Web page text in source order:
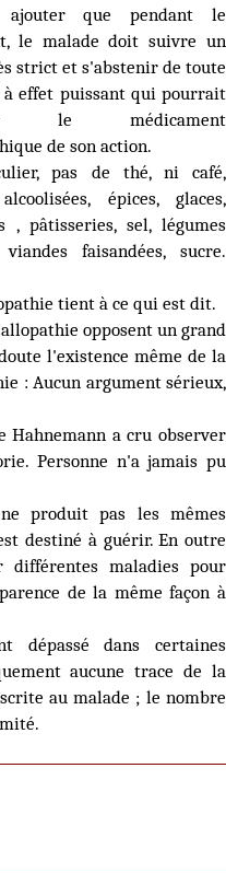
que pendant le
le malade doit suivre un
strict et s'abstenir de toute
à effet puissant qui pourrait
le médicament
de son action.
pas de thé, ni café,
épices, glaces,
, pâtisseries, sel, légumes
viandes faisandées, sucre.
tient à ce qui est dit.
opposent un grand
l'existence même de la
: Aucun argument sérieux,
Hahnemann a cru observer
Personne n'a jamais pu
produit pas les mêmes
destiné à guérir. En outre
maladies pour
de la même façon à
dépassé dans certaines
aucune trace de la
au malade ; le nombre